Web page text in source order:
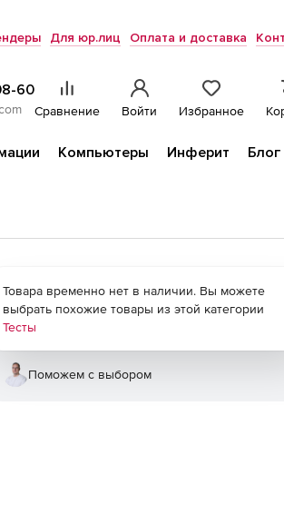
Для юр.лиц Оплата и доставка
60
Сравнение Войти Избранное
Компьютеры Инферит
Блог
Товара временно нет в наличии. Вы можете
выбрать похожие товары из этой категории
Тесты
Поможем с выбором